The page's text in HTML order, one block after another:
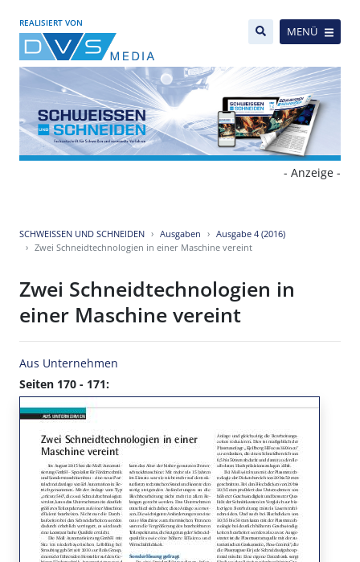
REALISIERT VON
MENÜ
- Anzeige -
SCHWEISSEN UND SCHNEIDEN Ausgaben
Ausgabe 4 (2016)
Zwei Schneidtechnologien in einer Maschine vereint
Zwei Schneidtechnologien in
einer Maschine vereint
Aus Unternehmen
Seiten 170 - 171: